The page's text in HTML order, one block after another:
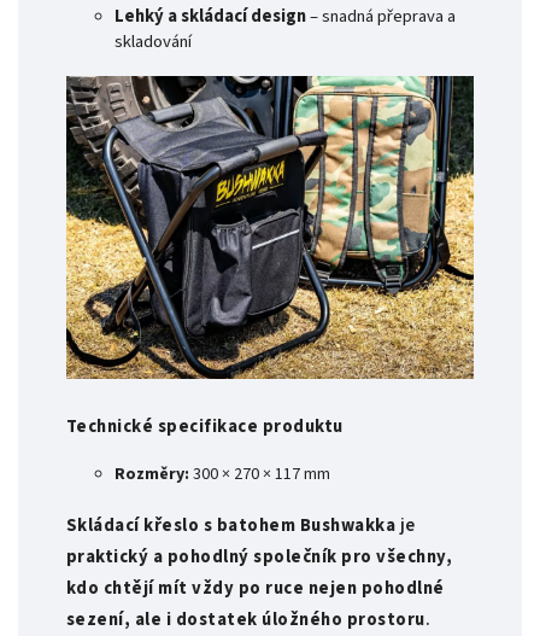
Lehký a skládací design– snadná přeprava a
skladování
Technické specifikace produktu
Rozměry: 300 × 270 × 117 mm
Skládací křeslo s batohem Bushwakkaje
praktický a pohodlný společník pro všechny,
kdo chtějí mít vždy po ruce nejen pohodlné
sezení, ale i dostatek úložného prostoru.